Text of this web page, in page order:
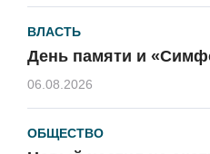
ВЛАСТЬ
День памяти и
06.08.2026
ОБЩЕСТВО